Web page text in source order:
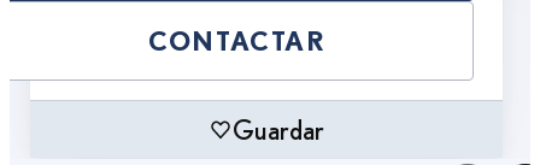
CONTACTAR
Guardar